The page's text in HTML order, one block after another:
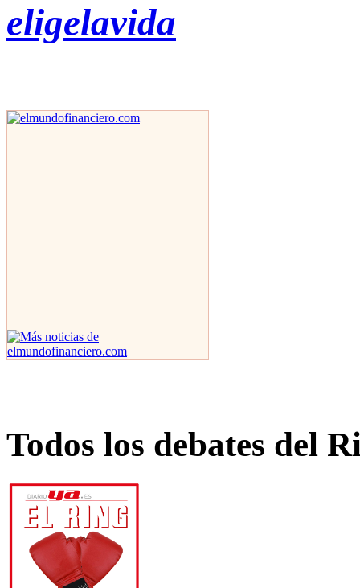
eligelavida
Todos los debates del